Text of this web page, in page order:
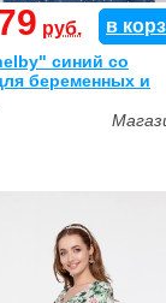
руб. в
синий со
беременных и